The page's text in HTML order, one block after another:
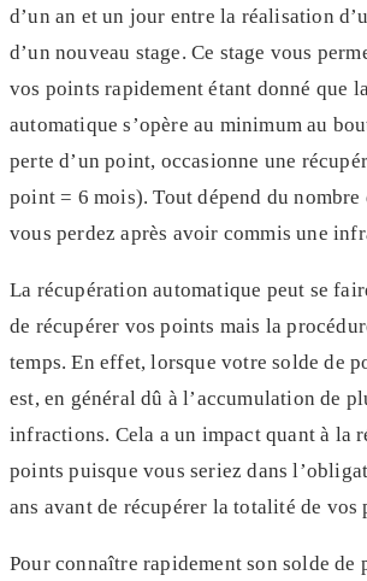
d’un an et un jour entre la réalisation
d’un nouveau stage. Ce stage vous
vos points rapidement étant donné que
automatique s’opère au minimum au
perte d’un point, occasionne une
point = 6 mois). Tout dépend du nombre
vous perdez après avoir commis une
La récupération automatique peut se
de récupérer vos points mais la
temps. En effet, lorsque votre solde de
est, en général dû à l’accumulation de
infractions. Cela a un impact quant à la
points puisque vous seriez dans
ans avant de récupérer la totalité de vos
Pour connaître rapidement son solde de